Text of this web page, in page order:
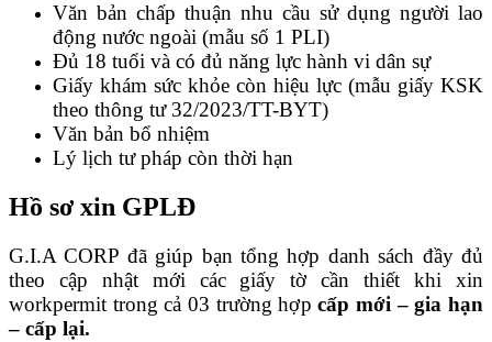
Văn bản chấp thuận nhu cầu sử dụng người lao
động nước ngoài (mẫu số 1 PLI)
Đủ 18 tuổi và có đủ năng lực hành vi dân sự
Giấy khám sức khỏe còn hiệu lực (mẫu giấy KSK
theo thông tư 32/2023/TT-BYT)
Văn bản bổ nhiệm
Lý lịch tư pháp còn thời hạn
Hồ sơ xin GPLĐ
G.I.A CORP đã giúp bạn tổng hợp danh sách đầy đủ
theo cập nhật mới các giấy tờ cần thiết khi xin
workpermit trong cả 03 trường hợpcấp mới – gia hạn
– cấp lại.